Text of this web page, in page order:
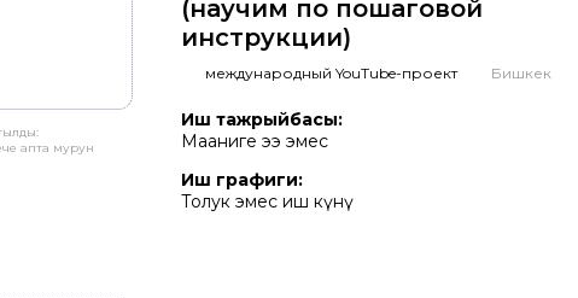
апта мурун
(научим по пошаговой
инструкции)
международный YouTube-проект Бишкек
Иш тажрыйбасы:
Мааниге ээ эмес
Иш графиги:
Толук эмес иш күнү